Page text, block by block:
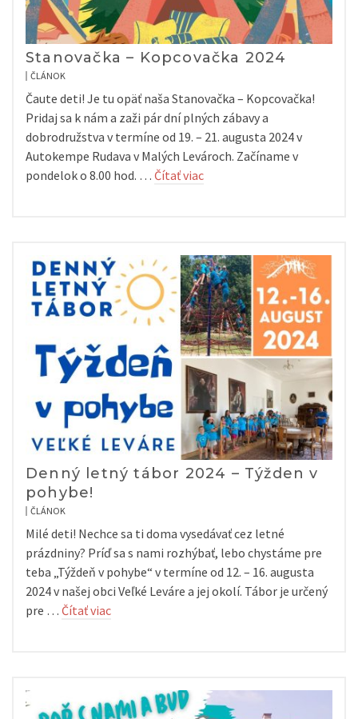
Stanovačka – Kopcovačka 2024
ČLÁNOK
Čaute deti! Je tu opäť naša Stanovačka – Kopcovačka!
Pridaj sa k nám a zaži pár dní plných zábavy a
dobrodružstva v termíne od 19. – 21. augusta 2024 v
Autokempe Rudava v Malých Levároch. Začíname v
pondelok o 8.00 hod. … Čítať viac
Denný letný tábor 2024 – Týžden v
pohybe!
ČLÁNOK
Milé deti! Nechce sa ti doma vysedávať cez letné
prázdniny? Príď sa s nami rozhýbať, lebo chystáme pre
teba „Týždeň v pohybe“ v termíne od 12. – 16. augusta
2024 v našej obci Veľké Leváre a jej okolí. Tábor je určený
pre … Čítať viac